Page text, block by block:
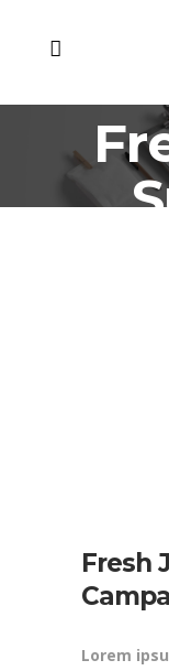
Fresh
Lorem